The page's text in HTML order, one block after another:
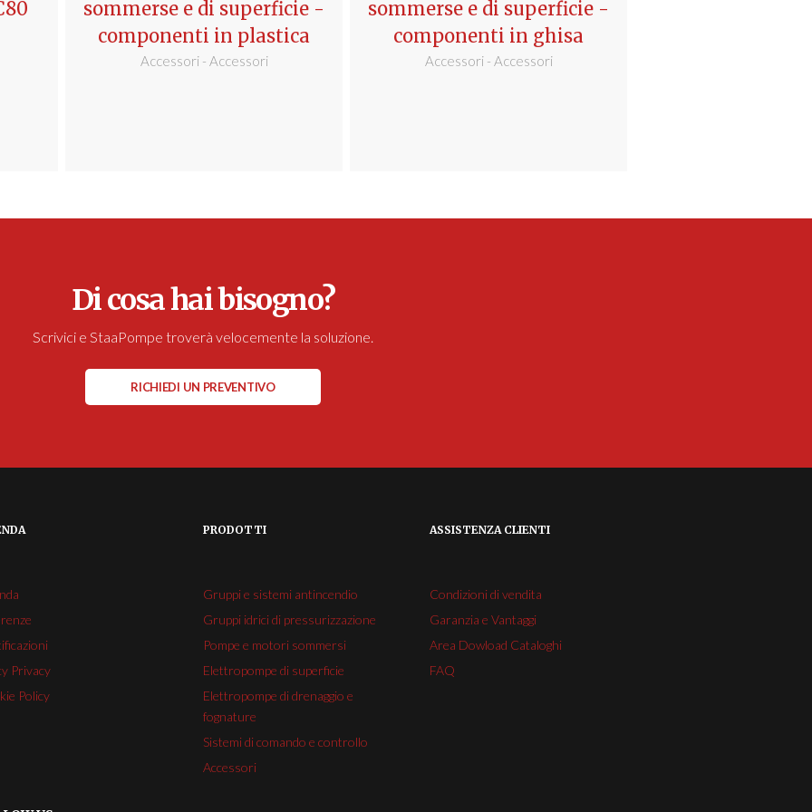
sommerse e di superficie -
componenti in plastica
Accessori - Accessori
sommerse e di superficie -
componenti in ghisa
Accessori - Accessori
Di cosa hai bisogno?
Scrivici e StaaPompe troverà velocemente la soluzione.
RICHIEDI UN PREVENTIVO
Privacy
Policy
PRODOTTI
Gruppi e sistemi antincendio
Gruppi idrici di pressurizzazione
Pompe e motori sommersi
Elettropompe di superficie
Elettropompe di drenaggio e
fognature
Sistemi di comando e controllo
Accessori
ASSISTENZA CLIENTI
Condizioni di vendita
Garanzia e Vantaggi
Area Dowload Cataloghi
FAQ